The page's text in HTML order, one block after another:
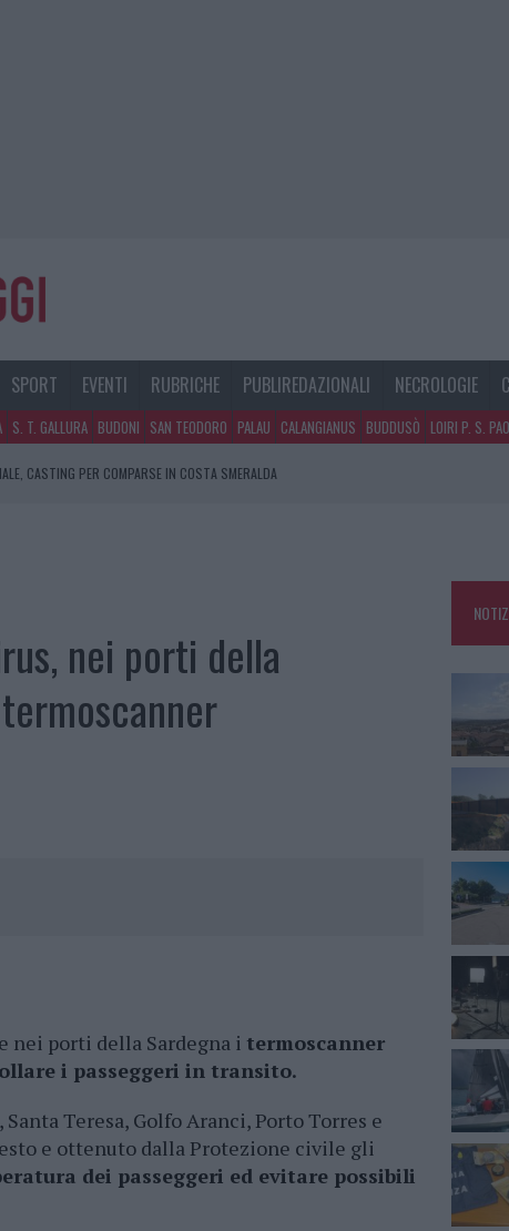
SPORT EVENTI RUBRICHE PUBLIREDAZIONALI NECROLOGIE
S. T. GALLURA BUDONI SAN TEODORO PALAU CALANGIANUS BUDDUSÒ LOIRI P. S.
CASTING PER COMPARSE IN COSTA SMERALDA
nei porti della
nei porti della Sardegna i termoscanner
i passeggeri in transito.
Teresa, Golfo Aranci, Porto Torres e
e ottenuto dalla Protezione civile gli
dei passeggeri ed evitare possibili